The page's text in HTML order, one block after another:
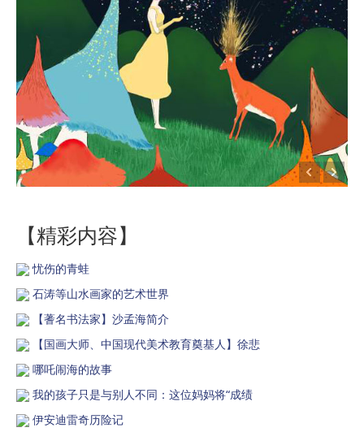
【精彩内容】
忧伤的青蛙
石涛等山水画家的艺术世界
【蓍名书法家】沙孟海简介
【国画大师、中国现代美术教育奠基人】徐悲
哪吒闹海的故事
我的孩子只是与别人不同：这位妈妈将“成绩
伊安迪雷奇历险记